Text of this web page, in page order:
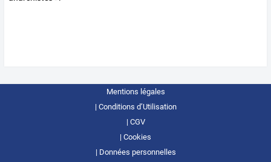
Mentions légales
Conditions d’Utilisation
CGV
Cookies
Données personnelles